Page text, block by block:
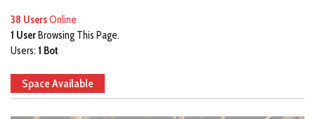
38 UsersOnline
1 UserBrowsing This Page.
Users: 1 Bot
Space Available